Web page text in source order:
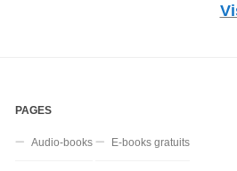
PAGES
Audio-books E-books gratuits